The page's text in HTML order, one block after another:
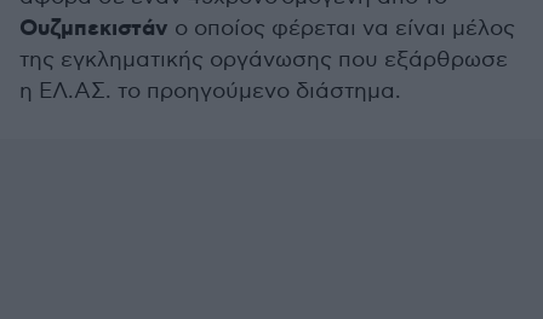
Ουζμπεκιστάν ο οποίος φέρεται να είναι μέλος
της εγκληματικής οργάνωσης που εξάρθρωσε
η ΕΛ.ΑΣ. το προηγούμενο διάστημα.